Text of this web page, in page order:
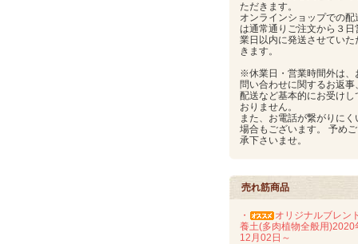
ただきます。
オンラインショップでの配
は通常通りご注文から３日
業日以内に発送させていた
きます。
※休業日・営業時間外は、
問い合わせに関するお返事、
配送など基本的にお受けし
おりません。
また、お電話が繋がりにく
場合もございます。 予めご
承下さいませ。
売れ筋商品
・
オリジナルブレン
養土(多肉植物全般用)2020
12月02日～